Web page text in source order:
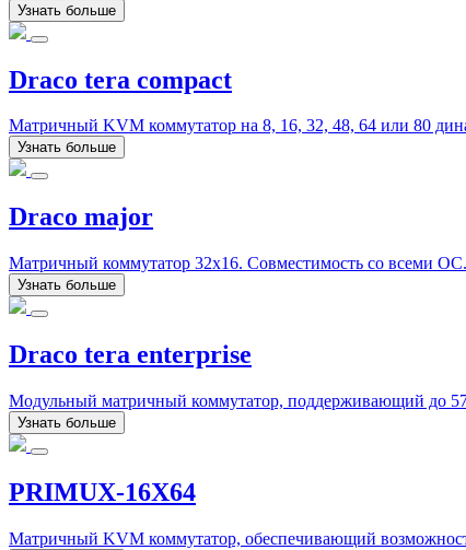
Узнать больше
Draco tera compact
Матричный KVM коммутатор на 8, 16, 32, 48, 64 или 80
Узнать больше
Draco major
Матричный коммутатор 32x16. Совместимость со всеми
Узнать больше
Draco tera enterprise
Модульный матричный коммутатор, поддерживающий до
Узнать больше
PRIMUX-16X64
Матричный KVM коммутатор, обеспечивающий